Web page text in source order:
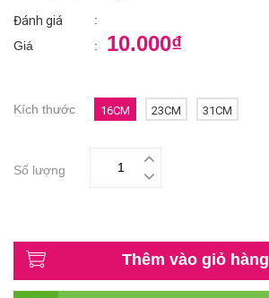
Đánh giá
:
Giá
: 10.000₫
Kích thước 16CM 23CM 31CM
Số lượng
Thêm vào giỏ hàng